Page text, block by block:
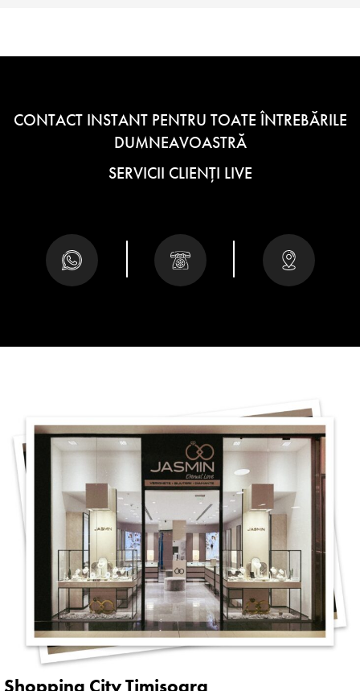
CONTACT INSTANT PENTRU TOATE ÎNTREBĂRILE
DUMNEAVOASTRĂ
SERVICII CLIENȚI LIVE
Shopping City Timișoara